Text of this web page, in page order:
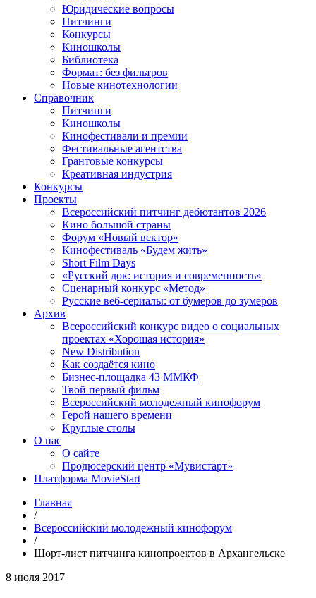
Юридические вопросы
Питчинги
Конкурсы
Киношколы
Библиотека
Формат: без фильтров
Новые кинотехнологии
Справочник
Питчинги
Киношколы
Кинофестивали и премии
Фестивальные агентства
Грантовые конкурсы
Креативная индустрия
Конкурсы
Проекты
Всероссийский питчинг дебютантов 2026
Кино большой страны
Форум «Новый вектор»
Кинофестиваль «Будем жить»
Short Film Days
«Русский док: история и современность»
Сценарный конкурс «Метод»
Русские веб-сериалы: от бумеров до зумеров
Архив
Всероссийский конкурс видео о социальных
проектах «Хорошая история»
New Distribution
Как создаётся кино
Бизнес-площадка 43 ММКФ
Твой первый фильм
Всероссийский молодежный кинофорум
Герой нашего времени
Круглые столы
О нас
О сайте
Продюсерский центр «Мувистарт»
Платформа MovieStart
Главная
/
Всероссийский молодежный кинофорум
/
Шорт-лист питчинга кинопроектов в Архангельске
8 июля 2017